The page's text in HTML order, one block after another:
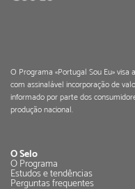
O Programa «Portugal Sou Eu»
com assinalável incorporação de
informado por parte dos
produção nacional.
O Selo
O Programa
Estudos e tendências
Perguntas frequentes